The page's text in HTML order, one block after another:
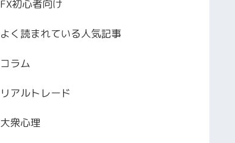
FX初心者向け
よく読まれている人気記事
コラム
リアルトレード
大衆心理